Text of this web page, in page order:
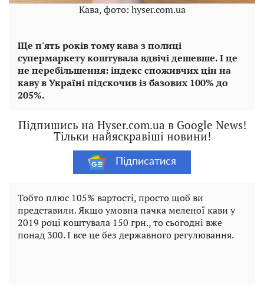
Кава, фото: hyser.com.ua
Ще п'ять років тому кава з полиці
супермаркету коштувала вдвічі дешевше. І це
не перебільшення: індекс споживчих цін на
каву в Україні підскочив із базових 100% до
205%.
Підпишись на Hyser.com.ua в Google News!
Тільки найяскравіші новини!
Підписатися
Тобто плюс 105% вартості, просто щоб ви
представили. Якщо умовна пачка меленої кави у
2019 році коштувала 150 грн., то сьогодні вже
понад 300. І все це без державного регулювання.